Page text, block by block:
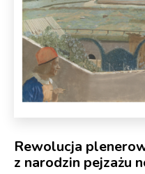
Rewolucja
z narodzin pejzażu